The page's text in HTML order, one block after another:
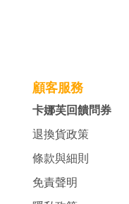
顧客服務
卡娜芙回饋問券
退換貨政策
條款與細則
免責聲明